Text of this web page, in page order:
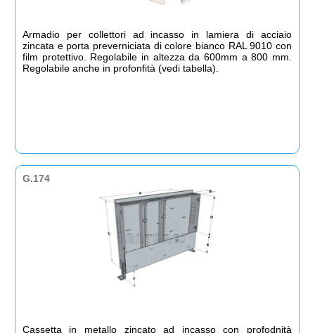
Armadio per collettori ad incasso in lamiera di acciaio
zincata e porta preverniciata di colore bianco RAL 9010 con
film protettivo. Regolabile in altezza da 600mm a 800 mm.
Regolabile anche in profonfità (vedi tabella).
G.174
Cassetta in metallo zincato ad incasso con profodnità